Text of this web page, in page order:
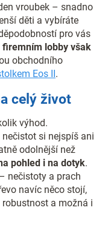
vroubek – snadno
děti a vybíráte
pro vás
firemním lobby však
obchodního
Eos II.
celý život
výhod.
si nejspíš ani
odolnější než
pohled i na dotyk.
nečistoty a prach
navíc něco stojí,
a možná i